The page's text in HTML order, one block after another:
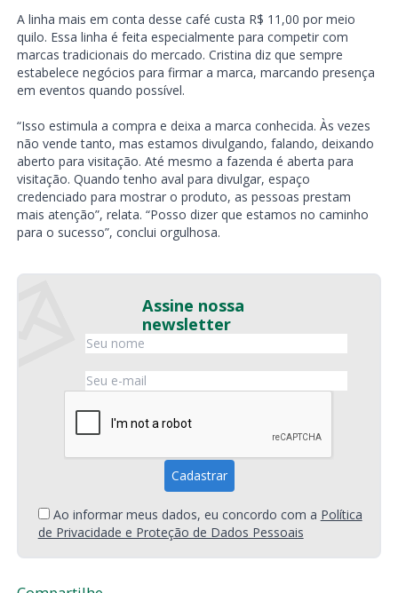
A linha mais em conta desse café custa R$ 11,00 por meio
quilo. Essa linha é feita especialmente para competir com
marcas tradicionais do mercado. Cristina diz que sempre
estabelece negócios para firmar a marca, marcando presença
em eventos quando possível.
“Isso estimula a compra e deixa a marca conhecida. Às vezes
não vende tanto, mas estamos divulgando, falando, deixando
aberto para visitação. Até mesmo a fazenda é aberta para
visitação. Quando tenho aval para divulgar, espaço
credenciado para mostrar o produto, as pessoas prestam
mais atenção”, relata. “Posso dizer que estamos no caminho
para o sucesso”, conclui orgulhosa.
Assine nossa
newsletter
Ao informar meus dados, eu concordo com a Política
de Privacidade e Proteção de Dados Pessoais